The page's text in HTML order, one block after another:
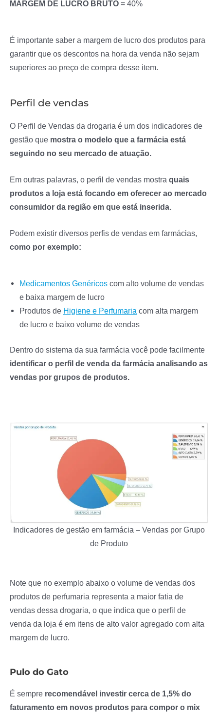
MARGEM DE LUCRO BRUTO = 40%
É importante saber a margem de lucro dos produtos para
garantir que os descontos na hora da venda não sejam
superiores ao preço de compra desse item.
Perfil de vendas
O Perfil de Vendas da drogaria é um dos indicadores de
gestão que mostra o modelo que a farmácia está
seguindo no seu mercado de atuação.
Em outras palavras, o perfil de vendas mostra quais
produtos a loja está focando em oferecer ao mercado
consumidor da região em que está inserida.
Podem existir diversos perfis de vendas em farmácias,
como por exemplo:
Medicamentos Genéricos com alto volume de vendas
e baixa margem de lucro
Produtos de Higiene e Perfumaria com alta margem
de lucro e baixo volume de vendas
Dentro do sistema da sua farmácia você pode facilmente
identificar o perfil de venda da farmácia analisando as
vendas por grupos de produtos.
Indicadores de gestão em farmácia – Vendas por Grupo
de Produto
Note que no exemplo abaixo o volume de vendas dos
produtos de perfumaria representa a maior fatia de
vendas dessa drogaria, o que indica que o perfil de
venda da loja é em itens de alto valor agregado com alta
margem de lucro.
Pulo do Gato
É sempre recomendável investir cerca de 1,5% do
faturamento em novos produtos para compor o mix